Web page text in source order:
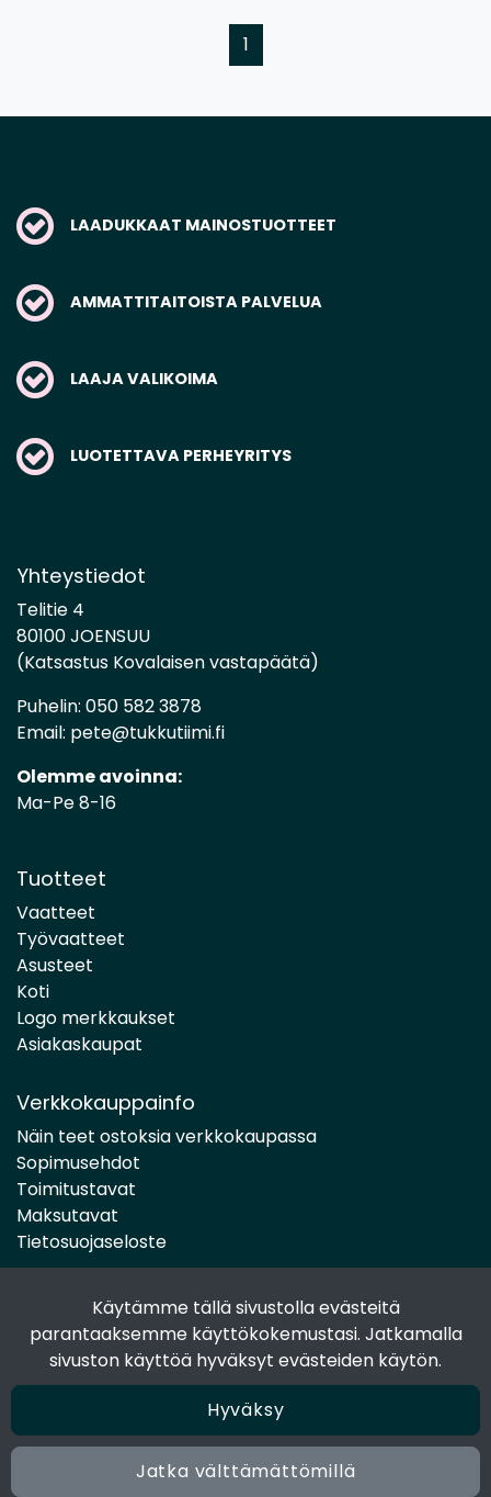
Käytämme tällä sivustolla evästeitä
parantaaksemme käyttökokemustasi. Jatkamalla
sivuston käyttöä hyväksyt evästeiden käytön.
Hyväksy
Jatka välttämättömillä
1
LAADUKKAAT MAINOSTUOTTEET
AMMATTITAITOISTA PALVELUA
LAAJA VALIKOIMA
LUOTETTAVA PERHEYRITYS
Yhteystiedot
Telitie 4
80100 JOENSUU
(Katsastus Kovalaisen vastapäätä)
Puhelin: 050 582 3878
Email: pete@tukkutiimi.fi
Olemme avoinna:
Ma-Pe 8-16
Tuotteet
Vaatteet
Työvaatteet
Asusteet
Koti
Logo merkkaukset
Asiakaskaupat
Verkkokauppainfo
Näin teet ostoksia verkkokaupassa
Sopimusehdot
Toimitustavat
Maksutavat
Tietosuojaseloste
Seuraa sosiaalisessa mediassa
Facebook
© 2024 Joen Tukkutiimi. All rights reserved. Site by